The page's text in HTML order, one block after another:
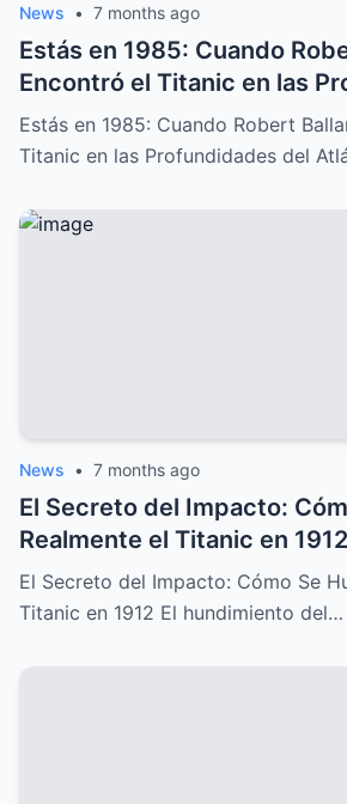
News • 7 months ago
Estás en 1985: Cuando
Encontró el Titanic en las
del Atlántico
Estás en 1985: Cuando Robert
Titanic en las Profundidades del
News • 7 months ago
El Secreto del Impacto:
Realmente el Titanic en 1912
El Secreto del Impacto: Cómo Se
Titanic en 1912 El hundimiento del…